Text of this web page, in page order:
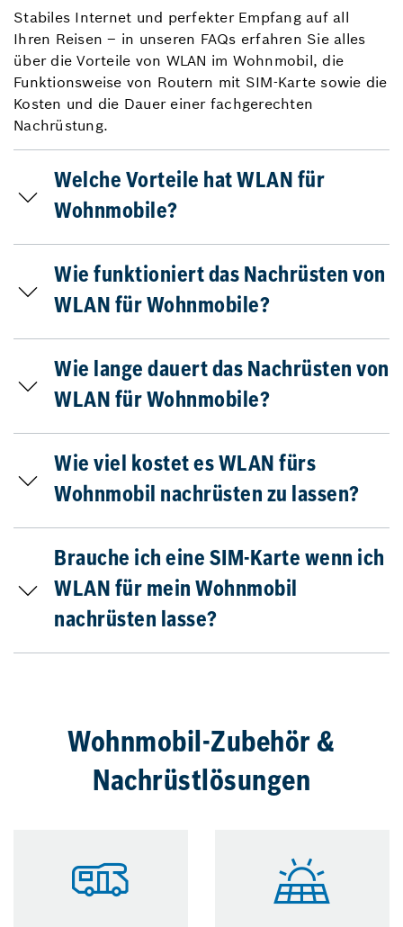
Stabiles Internet und perfekter Empfang auf all
Ihren Reisen – in unseren FAQs erfahren Sie alles
über die Vorteile von WLAN im Wohnmobil, die
Funktionsweise von Routern mit SIM-Karte sowie die
Kosten und die Dauer einer fachgerechten
Nachrüstung.
Welche Vorteile hat WLAN für
Wohnmobile?
Wie funktioniert das Nachrüsten von
WLAN für Wohnmobile?
Wie lange dauert das Nachrüsten von
WLAN für Wohnmobile?
Wie viel kostet es WLAN fürs
Wohnmobil nachrüsten zu lassen?
Brauche ich eine SIM-Karte wenn ich
WLAN für mein Wohnmobil
nachrüsten lasse?
Wohnmobil-Zubehör &
Nachrüstlösungen